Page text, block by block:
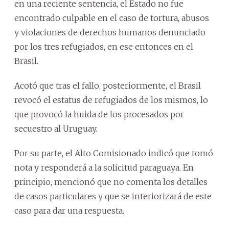
en una reciente sentencia, el Estado no fue
encontrado culpable en el caso de tortura, abusos
y violaciones de derechos humanos denunciado
por los tres refugiados, en ese entonces en el
Brasil.
Acotó que tras el fallo, posteriormente, el Brasil
revocó el estatus de refugiados de los mismos, lo
que provocó la huida de los procesados por
secuestro al Uruguay.
Por su parte, el Alto Comisionado indicó que tomó
nota y responderá a la solicitud paraguaya. En
principio, mencionó que no comenta los detalles
de casos particulares y que se interiorizará de este
caso para dar una respuesta.